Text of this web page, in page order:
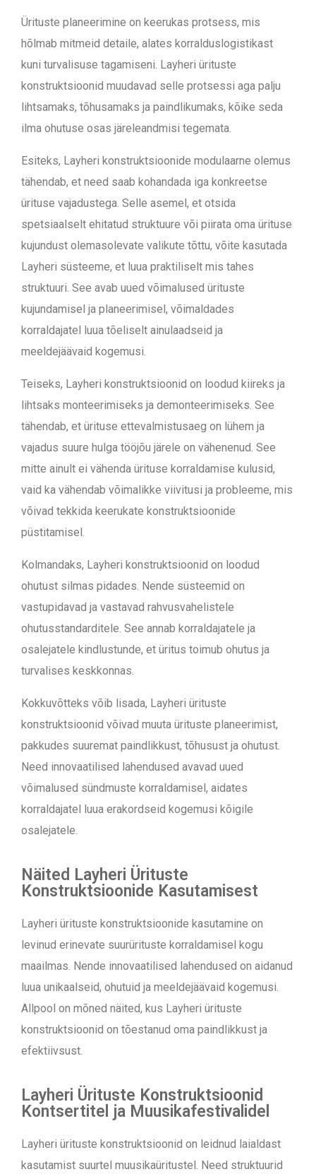
Ürituste planeerimine on keerukas protsess, mis
hõlmab mitmeid detaile, alates korralduslogistikast
kuni turvalisuse tagamiseni. Layheri ürituste
konstruktsioonid muudavad selle protsessi aga palju
lihtsamaks, tõhusamaks ja paindlikumaks, kõike seda
ilma ohutuse osas järeleandmisi tegemata.
Esiteks, Layheri konstruktsioonide modulaarne olemus
tähendab, et need saab kohandada iga konkreetse
ürituse vajadustega. Selle asemel, et otsida
spetsiaalselt ehitatud struktuure või piirata oma ürituse
kujundust olemasolevate valikute tõttu, võite kasutada
Layheri süsteeme, et luua praktiliselt mis tahes
struktuuri. See avab uued võimalused ürituste
kujundamisel ja planeerimisel, võimaldades
korraldajatel luua tõeliselt ainulaadseid ja
meeldejäävaid kogemusi.
Teiseks, Layheri konstruktsioonid on loodud kiireks ja
lihtsaks monteerimiseks ja demonteerimiseks. See
tähendab, et ürituse ettevalmistusaeg on lühem ja
vajadus suure hulga tööjõu järele on vähenenud. See
mitte ainult ei vähenda ürituse korraldamise kulusid,
vaid ka vähendab võimalikke viivitusi ja probleeme, mis
võivad tekkida keerukate konstruktsioonide
püstitamisel.
Kolmandaks, Layheri konstruktsioonid on loodud
ohutust silmas pidades. Nende süsteemid on
vastupidavad ja vastavad rahvusvahelistele
ohutusstandarditele. See annab korraldajatele ja
osalejatele kindlustunde, et üritus toimub ohutus ja
turvalises keskkonnas.
Kokkuvõtteks võib lisada, Layheri ürituste
konstruktsioonid võivad muuta ürituste planeerimist,
pakkudes suuremat paindlikkust, tõhusust ja ohutust.
Need innovaatilised lahendused avavad uued
võimalused sündmuste korraldamisel, aidates
korraldajatel luua erakordseid kogemusi kõigile
osalejatele.
Näited Layheri Ürituste
Konstruktsioonide Kasutamisest
Layheri ürituste konstruktsioonide kasutamine on
levinud erinevate suurürituste korraldamisel kogu
maailmas. Nende innovaatilised lahendused on aidanud
luua unikaalseid, ohutuid ja meeldejäävaid kogemusi.
Allpool on mõned näited, kus Layheri ürituste
konstruktsioonid on tõestanud oma paindlikkust ja
efektiivsust.
Layheri Ürituste Konstruktsioonid
Kontsertitel ja Muusikafestivalidel
Layheri ürituste konstruktsioonid on leidnud laialdast
kasutamist suurtel muusikaüritustel. Need struktuurid